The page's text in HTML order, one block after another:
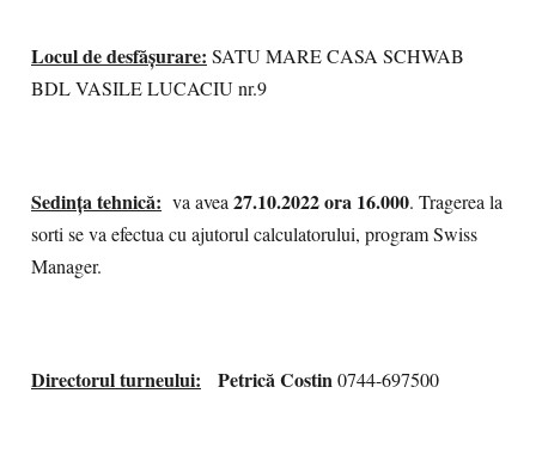
Locul de desfăşurare: SATU MARE CASA SCHWAB
BDL VASILE LUCACIU nr.9
Sedinţa tehnică: va avea27.10.2022ora 16.000. Tragerea la
sorti se va efectua cu ajutorul calculatorului, program Swiss
Manager.
Directorul turneului: Petrică Costin0744-697500